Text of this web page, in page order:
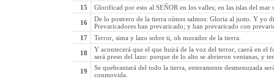
15
Glorificad por esto al SEÑOR en los valles; en las islas del mar
16
De lo postrero de la tierra oímos salmos: Gloria al justo. Y yo
Prevaricadores han prevaricado; y han prevaricado con
17
Terror, sima y lazo sobre ti, oh morador de la tierra.
18
Y acontecerá que el que huirá de la voz del terror, caerá en el
será preso del lazo: porque de lo alto se abrieron ventanas, y
19
Se quebrantará del todo la tierra, enteramente desmenuzada
conmovida.